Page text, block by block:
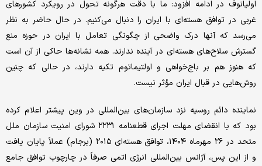
اولیانوف در ادامه افزود: ما با دقت هرگونه تحول در رویکرد کشورهای
غربی در توافق هسته‌ای با ایران را دنبال می‌کنیم. در حال حاضر به نظر
می‌رسد که آنها درک واضحی از چگونگی تعامل با ایران در حوزه منع
گسترش سلاح‌های هسته‌ای در آینده ندارند. همه نشانه‌ها حاکی از آن است
که هنوز هم بر باج‌خواهی و اولتیماتوم تکیه دارند، در حالی که چنین
روش‌هایی در قبال ایران مؤثر نیست.
نماینده دائم روسیه نزد سازمان‌های بین‌المللی در وین پیشتر اعلام کرده
بود که با انقضای مهلت اجرای قطعنامه ۲۲۳۱ شورای امنیت سازمان ملل
متحد در ۲۶ مهرماه ۱۴۰۴، توافق هسته‌ای ۲۰۱۵ (برجام) عملاً پایان یافت
و از این پس، آژانس بین‌المللی انرژی اتمی صرفاً در چارچوب توافق جامع